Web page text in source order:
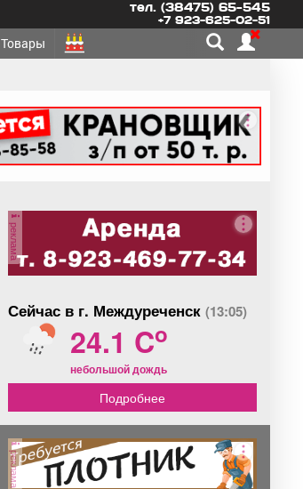
тел. (38475) 65-545
+7 923-625-02-51
Товары
реклама
Сейчас в г. Междуреченск (13:05)
24.1 Co
небольшой дождь
Подробнее
реклама